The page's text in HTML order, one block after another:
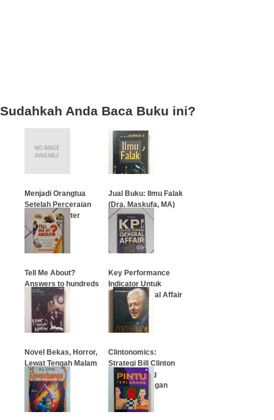
Sudahkah Anda Baca Buku ini?
Menjadi Orangtua
Setelah Perceraian
(Parenting After
Divorce)
Jual Buku: Ilmu Falak
(Dra. Maskufa, MA)
Tell Me About?
Answers to hundreds
of questions
…
Key Performance
Indicator Untuk
Fungsi General Affair
Novel Bekas, Horror,
Lewat Tengah Malam
…
Clintonomics:
Strategi Bill Clinton
Mereka Ulang
Revolusi Reagan
…